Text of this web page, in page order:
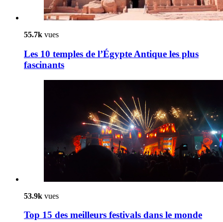
55.7k vues
Les 10 temples de l’Égypte Antique les plus
fascinants
53.9k vues
Top 15 des meilleurs festivals dans le monde